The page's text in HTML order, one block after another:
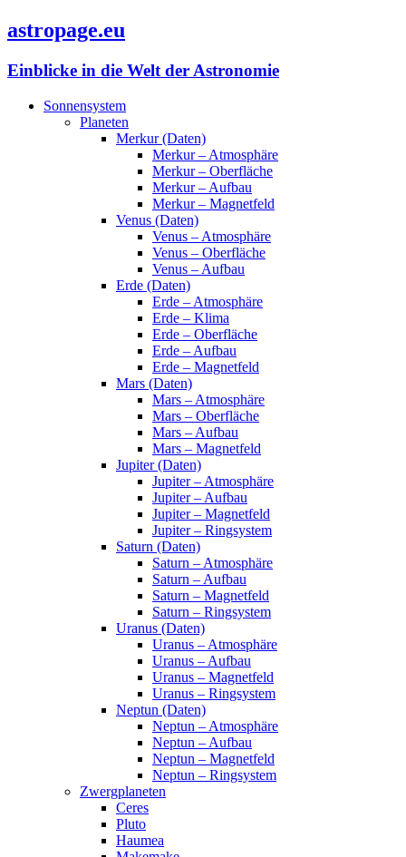
astropage.eu
Einblicke in die Welt der Astronomie
Sonnensystem
Planeten
Merkur (Daten)
Merkur – Atmosphäre
Merkur – Oberfläche
Merkur – Aufbau
Merkur – Magnetfeld
Venus (Daten)
Venus – Atmosphäre
Venus – Oberfläche
Venus – Aufbau
Erde (Daten)
Erde – Atmosphäre
Erde – Klima
Erde – Oberfläche
Erde – Aufbau
Erde – Magnetfeld
Mars (Daten)
Mars – Atmosphäre
Mars – Oberfläche
Mars – Aufbau
Mars – Magnetfeld
Jupiter (Daten)
Jupiter – Atmosphäre
Jupiter – Aufbau
Jupiter – Magnetfeld
Jupiter – Ringsystem
Saturn (Daten)
Saturn – Atmosphäre
Saturn – Aufbau
Saturn – Magnetfeld
Saturn – Ringsystem
Uranus (Daten)
Uranus – Atmosphäre
Uranus – Aufbau
Uranus – Magnetfeld
Uranus – Ringsystem
Neptun (Daten)
Neptun – Atmosphäre
Neptun – Aufbau
Neptun – Magnetfeld
Neptun – Ringsystem
Zwergplaneten
Ceres
Pluto
Haumea